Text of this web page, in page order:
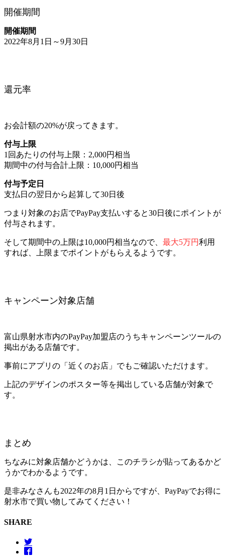
開催期間
開催期間
2022年8月1日～9月30日
還元率
お会計額の20%が戻ってきます。
付与上限
1回あたりの付与上限：2,000円相当
期間中の付与合計上限：10,000円相当
付与予定日
支払日の翌日から起算して30日後
つまり対象のお店でPayPay支払いすると30日後にポイントが
付与されます。
そして期間中の上限は10,000円相当なので、 最大5万円利用
すれば、上限までポイントがもらえるようです。
キャンペーン対象店舗
富山県射水市内のPayPay加盟店のうちキャンペーンツールの
掲出がある店舗です。
事前にアプリの「近くのお店」でもご確認いただけます。
上記のデザインのポスター等を掲出している店舗が対象で
す。
まとめ
ちなみに対象店舗かどうかは、このチラシが貼ってあるかど
うかでわかるようです。
是非みなさんも2022年の8月1日からですが、PayPayでお得に
射水市で買い物してみてください！
SHARE